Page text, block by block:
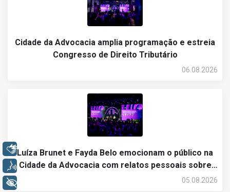
Cidade da Advocacia amplia programação e estreia
Congresso de Direito Tributário
06.08.2026
Luíza Brunet e Fayda Belo emocionam o público na
Cidade da Advocacia com relatos pessoais sobre
05.08.2026
Libras
Voz